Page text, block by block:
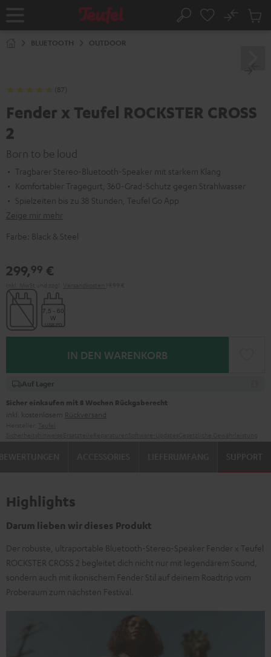
Startseite Suche
No
BLUETOOTH OUTDOOR
(87)
Fender x Teufel ROCKSTER CROSS
2
Born to be loud
Tragbarer Stereo-Bluetooth-Speaker mit starkem Klang
Komfortabler Tragegurt, 360-Grad-Schutz gegen Strahlwasser
Spielzeiten bis zu 38 Stunden, Teufel Go App
Zeige mir mehr
Farbe: Black & Steel
299,99 €
IN DEN WARENKORB
Auf Lager
Sicher einkaufen mit 8 Wochen Rückgaberecht
inkl. kostenlosem Rückversand
SUPPORT
Highlights
Darum lieben wir dieses Produkt
Der robuste, ultraportable Bluetooth-Stereo-Speaker Fender x Teufel
ROCKSTER CROSS 2 begleitet dich nicht nur mit legendärem Sound,
sondern auch mit ikonischem Fender Stil auf deinem Roadtrip vom
Proberaum zum nächsten Festival.